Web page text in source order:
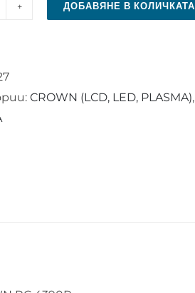
количество
ДОБАВЯНЕ В КОЛИЧКАТА
CROWN (LCD, LED, PLASMA),